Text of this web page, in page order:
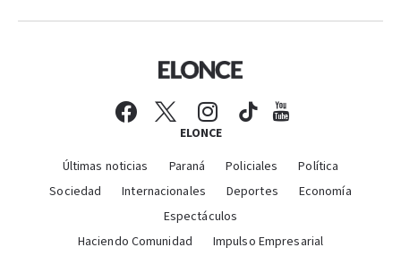
ELONCE
Últimas noticias Paraná Policiales
Política
Sociedad
Internacionales Deportes
Economía
Espectáculos
Haciendo Comunidad
Impulso Empresarial